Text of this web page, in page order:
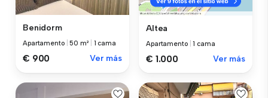
Benidorm
Apartamento |50 m² 1 cama
€ 900 Ver más
Altea
Apartamento |1 cama
€ 1.000 Ver más